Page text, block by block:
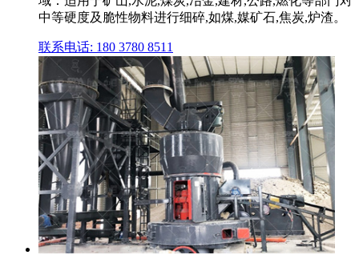
中等硬度及脆性物料进行细碎,如煤,媒矿石,焦炭,炉渣。
联系电话: 180 3780 8511